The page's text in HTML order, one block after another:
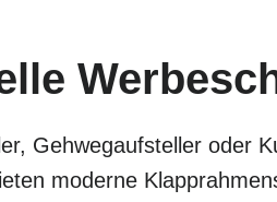
Gehwegaufsteller oder
moderne